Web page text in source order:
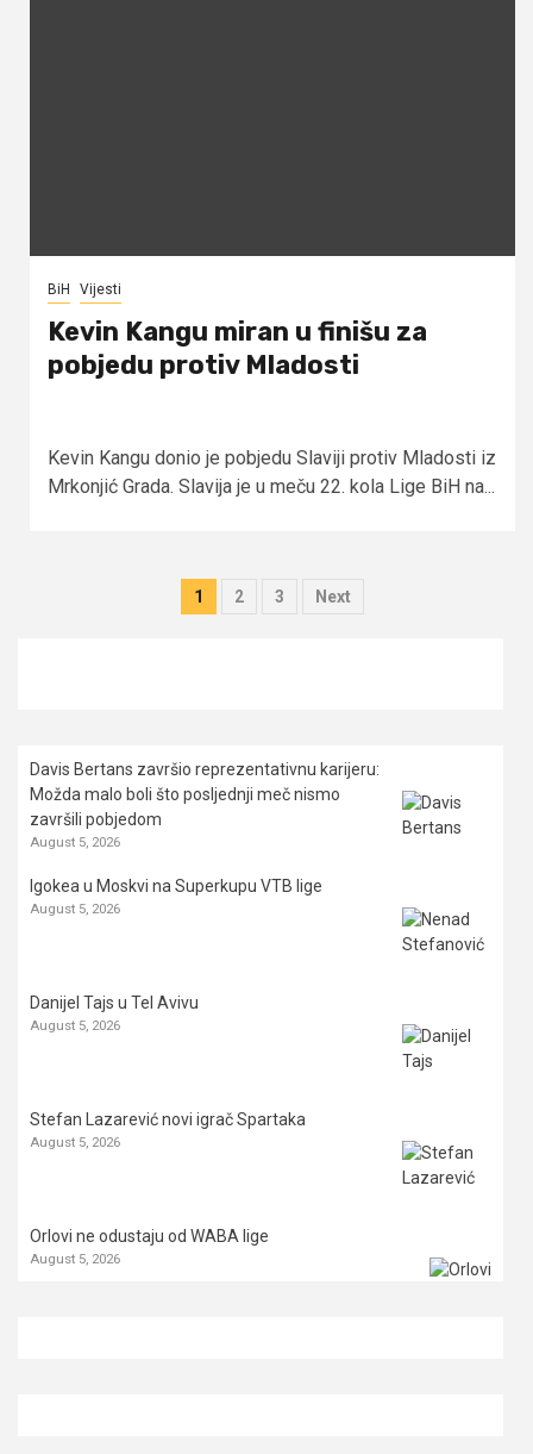
BiH Vijesti
Kevin Kangu miran u finišu za
pobjedu protiv Mladosti
Kevin Kangu donio je pobjedu Slaviji protiv Mladosti iz
Mrkonjić Grada. Slavija je u meču 22. kola Lige BiH na...
Posts
1 2 3 Next
Davis Bertans završio reprezentativnu karijeru:
Možda malo boli što posljednji meč nismo
završili pobjedom
August 5, 2026
Igokea u Moskvi na Superkupu VTB lige
August 5, 2026
Danijel Tajs u Tel Avivu
August 5, 2026
Stefan Lazarević novi igrač Spartaka
August 5, 2026
Orlovi ne odustaju od WABA lige
August 5, 2026